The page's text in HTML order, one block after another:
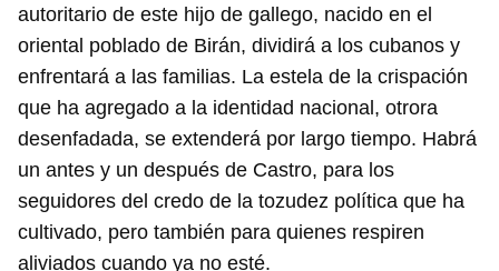
Guardar como favorito
Para poder guardar como favorito, primero has de
iniciar sesión con tu cuenta de 14ymedio.
INICIAR SESIÓN
autoritario de este hijo de gallego, nacido en el
oriental poblado de Birán, dividirá a los cubanos y
enfrentará a las familias. La estela de la crispación
que ha agregado a la identidad nacional, otrora
desenfadada, se extenderá por largo tiempo. Habrá
un antes y un después de Castro, para los
seguidores del credo de la tozudez política que ha
cultivado, pero también para quienes respiren
aliviados cuando ya no esté.